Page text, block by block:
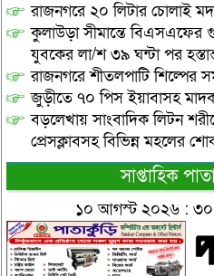
রাজনগরে ২০ লিটার চোলাই
কুলাউড়া সীমান্তে বিএসএফের
যুবকের লা/শ ৩৯ ঘন্টা পর
রাজনগরে শীতলপাটি শিল্পের
জুড়ীতে ৭০ পিস ইয়াবাসহ মাদক
বড়লেখায় সাংবাদিক লিটন
প্রেসক্লাবসহ বিভিন্ন মহলের
সাপ্তাহিক
১০ আগস্ট ২০২৬ : ৩০